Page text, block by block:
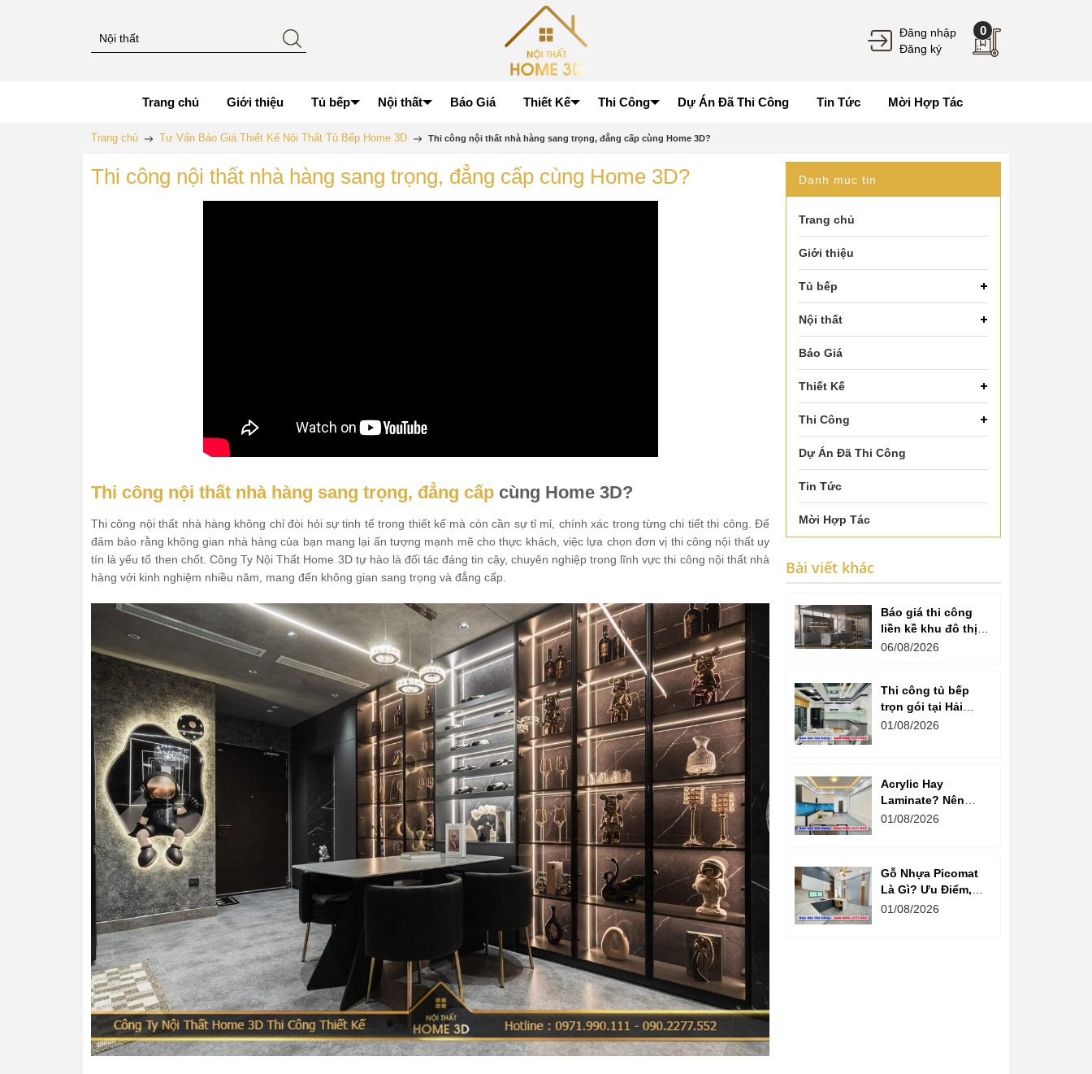
Đăng nhập
Đăng ký
0
Trang chủ Giới thiệu Tủ bếp Nội thất Báo Giá Thiết Kế Thi Công Dự Án Đã Thi Công Tin Tức Mời Hợp Tác
Trang chủ Tư Vấn Báo Giá Thiết Kế Nội Thất Tủ Bếp Home 3D Thi công nội thất nhà hàng sang trọng, đẳng cấp cùng Home 3D?
Thi công nội thất nhà hàng sang trọng, đẳng cấp cùng Home 3D?
Thi công nội thất nhà hàng sang trọng, đẳng cấp cùng Home 3D?
Thi công nội thất nhà hàng không chỉ đòi hỏi sự tinh tế trong thiết kế mà còn cần sự tỉ mỉ, chính xác trong từng chi tiết thi công. Để
đảm bảo rằng không gian nhà hàng của bạn mang lại ấn tượng mạnh mẽ cho thực khách, việc lựa chọn đơn vị thi công nội thất uy
tín là yếu tố then chốt. Công Ty Nội Thất Home 3D tự hào là đối tác đáng tin cậy, chuyên nghiệp trong lĩnh vực thi công nội thất nhà
hàng với kinh nghiệm nhiều năm, mang đến không gian sang trọng và đẳng cấp.
Danh mục tin
Trang chủ
Giới thiệu
Tủ bếp
Nội thất
Báo Giá
Thiết Kế
Thi Công
Dự Án Đã Thi Công
Tin Tức
Mời Hợp Tác
Bài viết khác
Báo giá thi công
liền kề khu đô thị
văn phú hà đông
06/08/2026
Thi công tủ bếp
trọn gói tại Hải
Dương cam kết
01/08/2026
Acrylic Hay
Laminate? Nên
Chọn Loại Nào
01/08/2026
Gỗ Nhựa Picomat
Là Gì? Ưu Điểm,
Nhược Điểm Và
01/08/2026